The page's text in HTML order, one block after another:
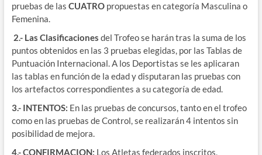
pruebas de las CUATROpropuestas en categoría Masculina o
Femenina.
2.- Las Clasificaciones del Trofeo se harán tras la suma de los
puntos obtenidos en las 3 pruebas elegidas, por las Tablas de
Puntuación Internacional. A los Deportistas se les aplicaran
las tablas en función de la edad y disputaran las pruebas con
los artefactos correspondientes a su categoría de edad.
3.- INTENTOS: En las pruebas de concursos, tanto en el trofeo
como en las pruebas de Control, se realizarán 4 intentos sin
posibilidad de mejora.
4.- CONFIRMACION; Los Atletas federados inscritos,